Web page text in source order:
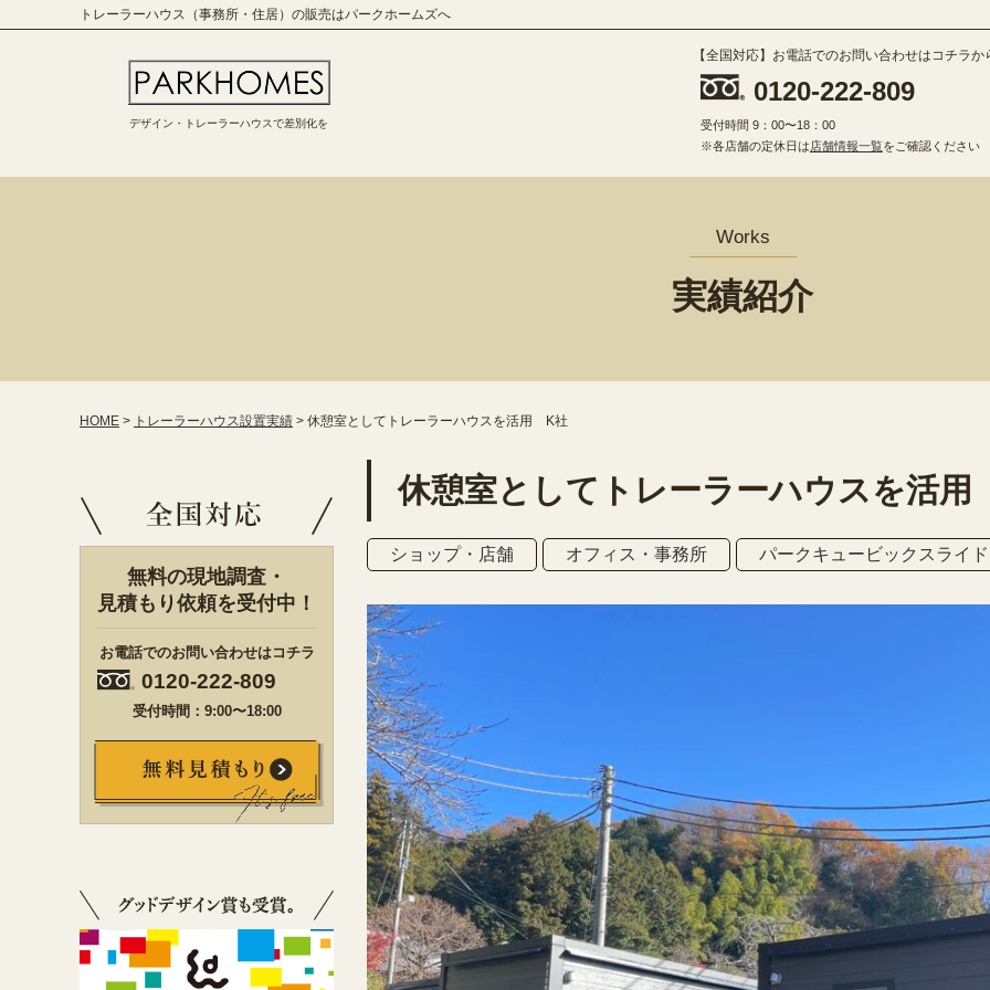
トレーラーハウス（事務所・住居）の販売はパークホームズへ
デザイン・トレーラーハウスで差別化を
【全国対応】お電話でのお問い合わせはコチラか
0120-222-809
受付時間 9：00〜18：00
※各店舗の定休日は店舗情報一覧をご確認ください
Works
実績紹介
HOME > トレーラーハウス設置実績 > 休憩室としてトレーラーハウスを活用 K社
休憩室としてトレーラーハウスを活
ショップ・店舗 オフィス・事務所 パークキュービックスライ
無料の現地調査・
見積もり依頼を受付中！
お電話でのお問い合わせはコチラ
0120-222-809
受付時間：9:00〜18:00